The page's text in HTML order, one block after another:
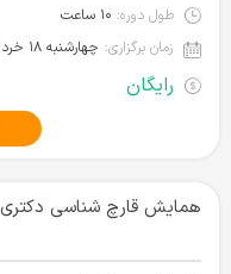
طول دوره: ۱۰ ساعت
زمان برگزاری: چهارشنبه ۱۸ خرداد ۱۴۰۱‌ ساعت ۱۰:۰۰
رایگان
همایش قارچ شناسی دکتری 1401_ 1400 دکتر فلاح